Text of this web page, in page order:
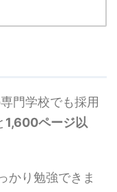
門学校でも採用
1,600ページ以
かり勉強できま